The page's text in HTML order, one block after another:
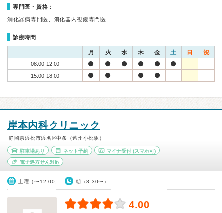
専門医・資格：
消化器病専門医、消化器内視鏡専門医
診療時間
月 火 水 木 金 土 日 祝
08:00-12:00
15:00-18:00
岸本内科クリニック
静岡県浜松市浜名区中条（遠州小松駅）
駐車場あり ネット予約 マイナ受付 (スマホ可)
電子処方せん対応
土曜（〜12:00） 朝（8:30〜）
4.00